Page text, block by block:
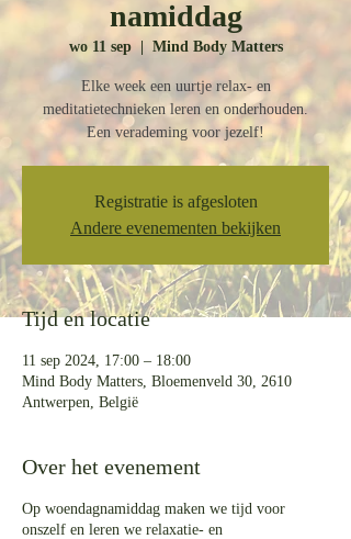
namiddag
wo 11 sep
  |
Mind Body Matters
Elke week een uurtje relax- en
meditatietechnieken leren en onderhouden.
Een verademing voor jezelf!
Registratie is afgesloten
Andere evenementen bekijken
Tijd en locatie
11 sep 2024, 17:00 – 18:00
Mind Body Matters, Bloemenveld 30, 2610
Antwerpen, België
Over het evenement
Op woendagnamiddag maken we tijd voor
onszelf en leren we relaxatie- en